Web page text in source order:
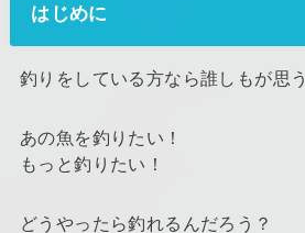
はじめに
釣りをしている方なら誰しもが思う
あの魚を釣りたい！
もっと釣りたい！
どうやったら釣れるんだろう？